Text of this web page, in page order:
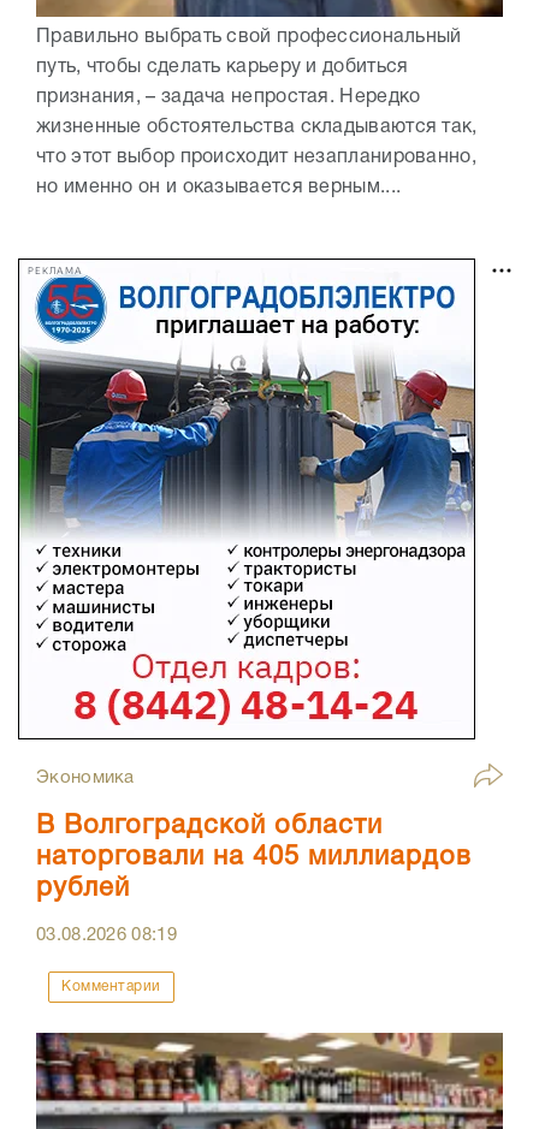
Правильно выбрать свой профессиональный
путь, чтобы сделать карьеру и добиться
признания, – задача непростая. Нередко
жизненные обстоятельства складываются так,
что этот выбор происходит незапланированно,
но именно он и оказывается верным....
РЕКЛАМА
Экономика
В Волгоградской области
наторговали на 405 миллиардов
рублей
03.08.202608:19
Комментарии